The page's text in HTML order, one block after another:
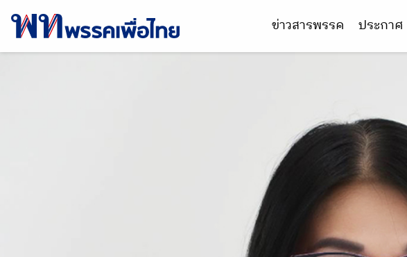
ข่าวสารพรรค ประกาศ